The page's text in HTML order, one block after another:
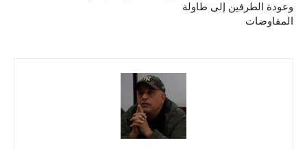
وعودة الطرفين إلى طاولة
المفاوضات